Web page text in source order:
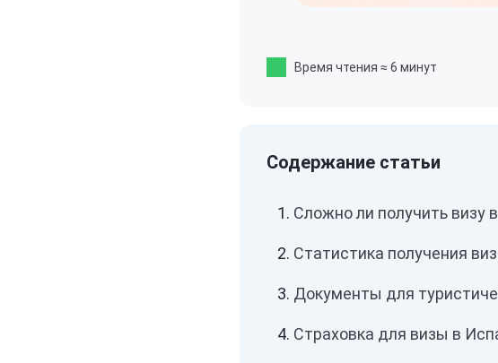
Время чтения ≈ 6 минут
Сложно ли получить визу
Статистика получения
Документы для
Страховка для визы в